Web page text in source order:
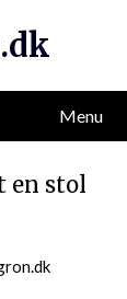
Menu
en stol